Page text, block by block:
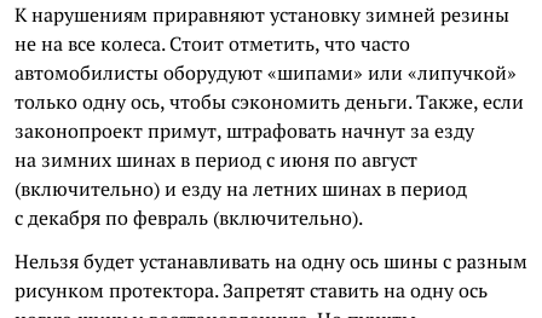
К нарушениям приравняют установку зимней резины
не на все колеса. Стоит отметить, что часто
автомобилисты оборудуют «шипами» или «липучкой»
только одну ось, чтобы сэкономить деньги. Также, если
законопроект примут, штрафовать начнут за езду
на зимних шинах в период с июня по август
(включительно) и езду на летних шинах в период
с декабря по февраль (включительно).
Нельзя будет устанавливать на одну ось шины с разным
рисунком протектора. Запретят ставить на одну ось